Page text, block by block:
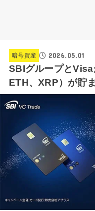
暗号資産 2026.05.01
SBIグループとVisa
ETH、XRP）が貯